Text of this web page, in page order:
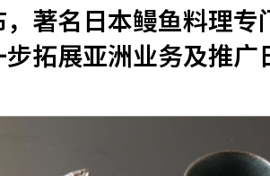
著名日本鳗鱼料理
拓展亚洲业务及推广